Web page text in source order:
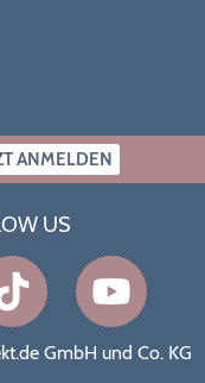
ANMELDEN
US
GmbH und Co. KG